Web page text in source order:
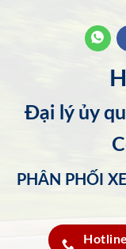
Đại lý ủy
PHÂN PHỐI